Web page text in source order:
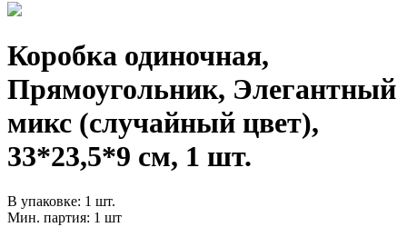
Коробка одиночная,
Прямоугольник, Элегантный
микс (случайный цвет),
33*23,5*9 см, 1 шт.
В упаковке: 1 шт.
Мин. партия: 1 шт